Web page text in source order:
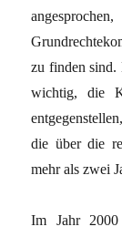
zu finden sind.
wichtig, die
die über die
mehr als zwei
Im Jahr